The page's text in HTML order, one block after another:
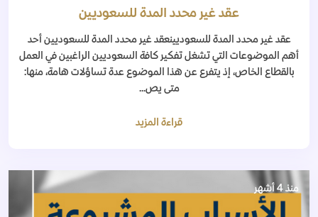
عقد غير محدد المدة للسعوديين
عقد غير محدد المدة للسعوديينعقد غير محدد المدة للسعوديين أحد
أهم الموضوعات التي تشغل تفكير كافة السعوديين الراغبين في العمل
بالقطاع الخاص، إذ يتفرع عن هذا الموضوع عدة تساؤلات هامة، منها:
متى يص...
قراءة المزيد
منذ 4 أشهر